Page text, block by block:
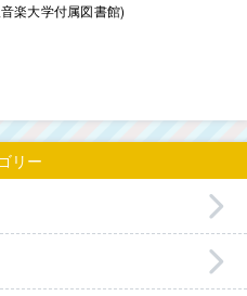
楽大学付属図書館)
リー